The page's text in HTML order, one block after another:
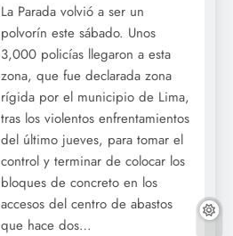
La Parada volvió a ser un
polvorín este sábado. Unos
3,000 policías llegaron a esta
zona, que fue declarada zona
rígida por el municipio de Lima,
tras los violentos enfrentamientos
del último jueves, para tomar el
control y terminar de colocar los
bloques de concreto en los
accesos del centro de abastos
que hace dos…